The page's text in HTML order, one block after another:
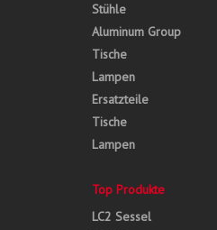
Stühle
Aluminum Group
Tische
Lampen
Ersatzteile
Tische
Lampen
Top Produkte
LC2 Sessel